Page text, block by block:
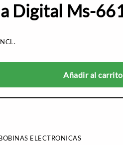
Digital Ms-
Añadir al carrito
ELECTRONICAS